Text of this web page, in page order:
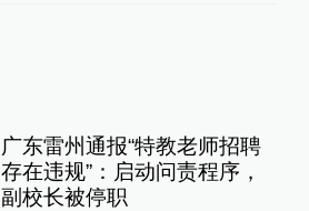
广东雷州通报“特教老师招聘
存在违规”：启动问责程序，
副校长被停职